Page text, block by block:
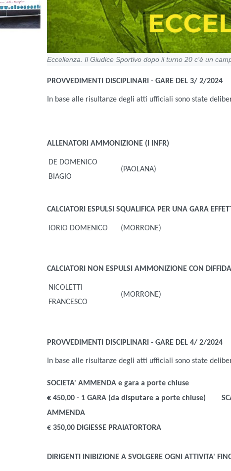
Eccellenza. Il Giudice Sportivo dopo il turno 20 c'è un
PROVVEDIMENTI DISCIPLINARI - GARE DEL 3/ 2/2024
In base alle risultanze degli atti ufficiali sono state
ALLENATORI AMMONIZIONE (I INFR)
DE DOMENICO
BIAGIO
(PAOLANA)
CALCIATORI ESPULSI SQUALIFICA PER UNA GARA
IORIO DOMENICO (MORRONE)
CALCIATORI NON ESPULSI AMMONIZIONE CON
NICOLETTI
FRANCESCO
(MORRONE)
PROVVEDIMENTI DISCIPLINARI - GARE DEL 4/ 2/2024
In base alle risultanze degli atti ufficiali sono state
SOCIETA' AMMENDA e gara a porte chiuse
€ 450,00 - 1 GARA (da disputare a porte chiuse)
AMMENDA
€ 350,00 DIGIESSE PRAIATORTORA
DIRIGENTI INIBIZIONE A SVOLGERE OGNI ATTIVITA'